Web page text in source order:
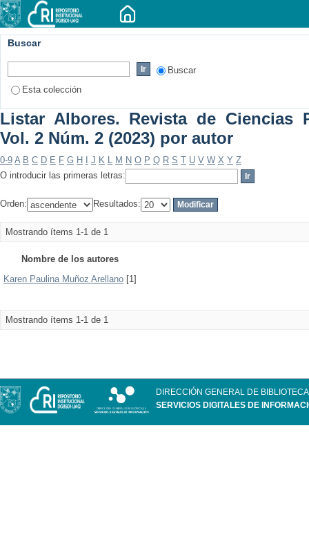
Buscar
Buscar
Esta colección
Listar Albores. Revista de Ciencias
Vol. 2 Núm. 2 (2023) por autor
0-9 A B C D E F G H J K L M N O P Q R S T U V W X Y Z
O introducir las primeras letras:
Orden: Resultados:
Mostrando ítems 1-1 de 1
Nombre de los autores
Karen Paulina Muñoz Arellano [1]
Mostrando ítems 1-1 de 1
DIRECCIÓN GENERAL DE
SERVICIOS DIGITALES DE